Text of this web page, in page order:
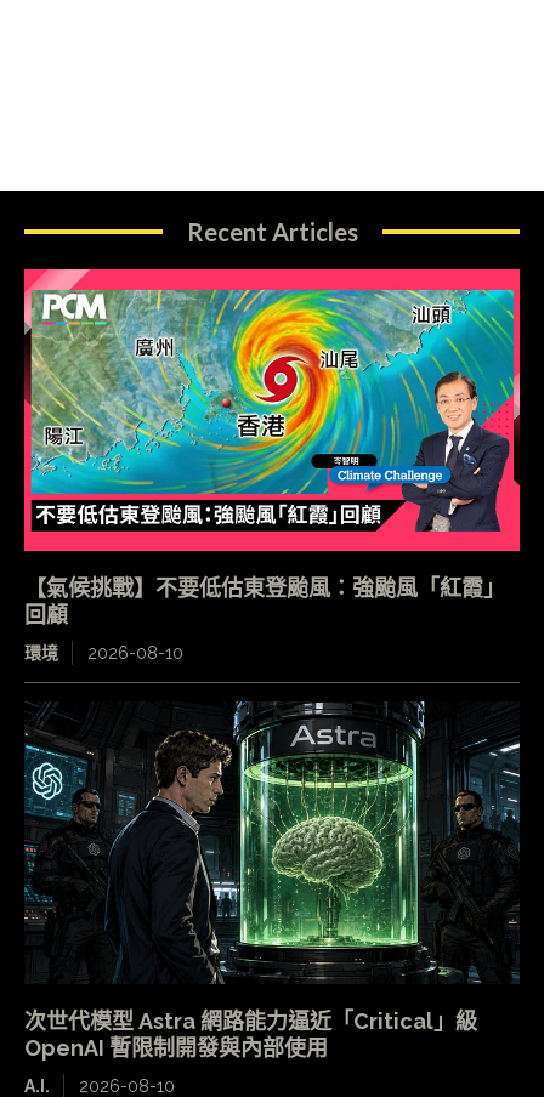
Recent Articles
【氣候挑戰】不要低估東登颱風：強颱風「紅霞」
回顧
環境 2026-08-10
次世代模型 Astra 網路能力逼近「Critical」級
OpenAI 暫限制開發與內部使用
A.I. 2026-08-10